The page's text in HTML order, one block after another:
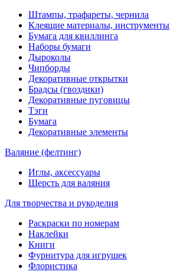
Штампы, трафареты, чернила
Клеящие материалы, инструменты
Бумага для квиллинга
Наборы бумаги
Дыроколы
Чипборды
Декоративные открытки
Брадсы (гвоздики)
Декоративные пуговицы
Тэги
Бумага
Декоративные элементы
Валяние (фелтинг)
Иглы, аксессуары
Шерсть для валяния
Для творчества и рукоделия
Раскраски по номерам
Наклейки
Книги
Фурнитура для игрушек
Флористика